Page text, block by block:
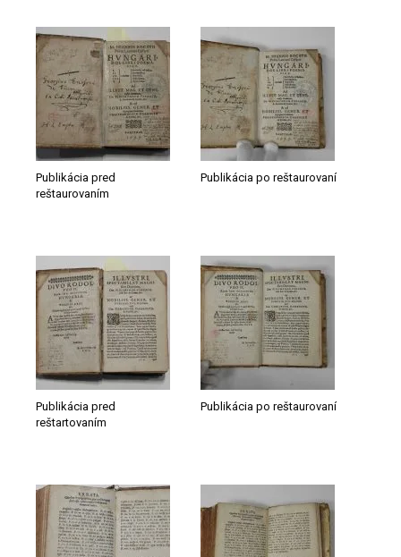
Publikácia pred
reštaurovaním
Publikácia po reštaurovaní
Publikácia pred
reštartovaním
Publikácia po reštaurovaní